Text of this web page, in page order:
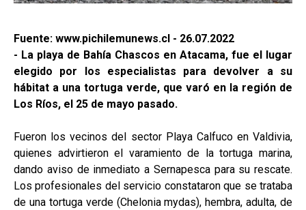
Fuente: www.pichilemunews.cl - 26.07.2022
- La playa de Bahía Chascos en Atacama, fue el lugar
elegido por los especialistas para devolver a su
hábitat a una tortuga verde, que varó en la región de
Los Ríos, el 25 de mayo pasado.
Fueron los vecinos del sector Playa Calfuco en Valdivia,
quienes advirtieron el varamiento de la tortuga marina,
dando aviso de inmediato a Sernapesca para su rescate.
Los profesionales del servicio constataron que se trataba
de una tortuga verde (Chelonia mydas), hembra, adulta, de